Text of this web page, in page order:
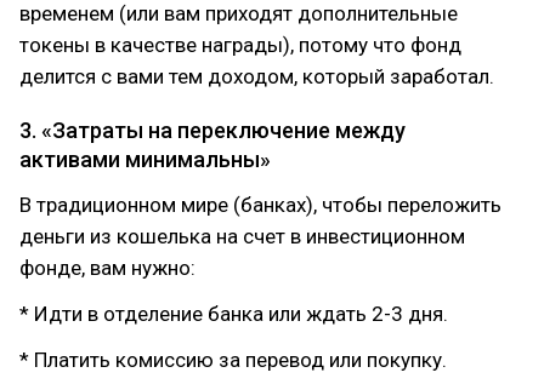
временем (или вам приходят дополнительные
токены в качестве награды), потому что фонд
делится с вами тем доходом, который заработал.
3. «Затраты на переключение между
активами минимальны»
В традиционном мире (банках), чтобы переложить
деньги из кошелька на счет в инвестиционном
фонде, вам нужно:
* Идти в отделение банка или ждать 2-3 дня.
* Платить комиссию за перевод или покупку.